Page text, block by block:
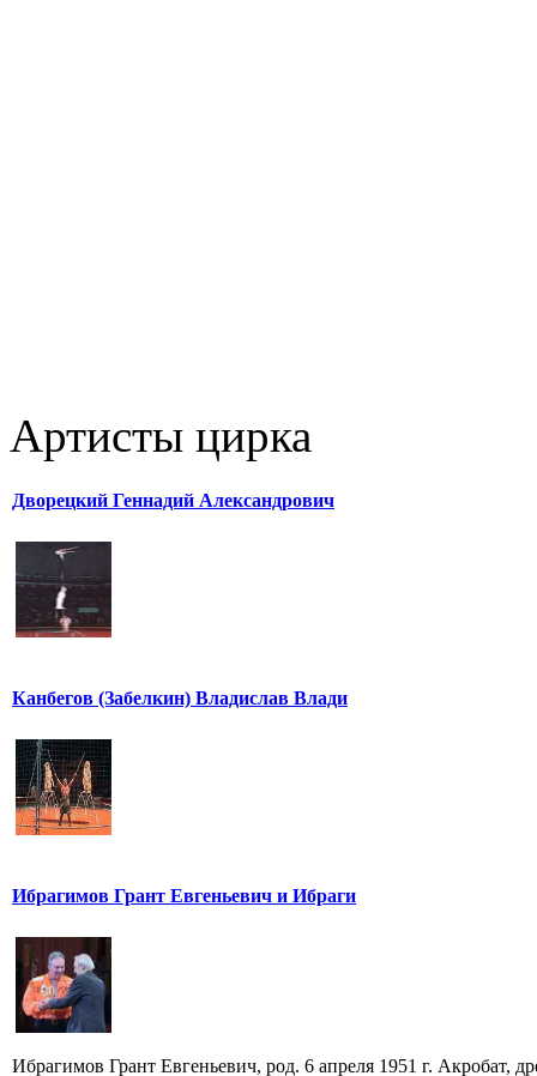
Артисты цирка
Дворецкий Геннадий Александрович
Канбегов (Забелкин) Владислав Влади
Ибрагимов Грант Евгеньевич и Ибраги
Ибрагимов Грант Евгеньевич, род. 6 апреля 1951 г. Акробат,